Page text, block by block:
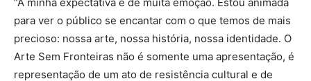
“A minha expectativa é de muita emoção. Estou animada
para ver o público se encantar com o que temos de mais
precioso: nossa arte, nossa história, nossa identidade. O
Arte Sem Fronteiras não é somente uma apresentação, é
representação de um ato de resistência cultural e de